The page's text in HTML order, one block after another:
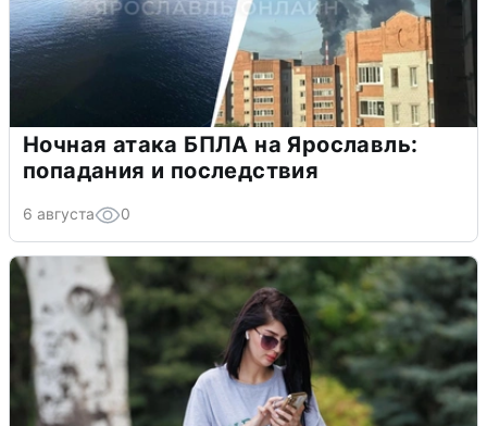
Ночная атака БПЛА на Ярославль:
попадания и последствия
6 августа 0